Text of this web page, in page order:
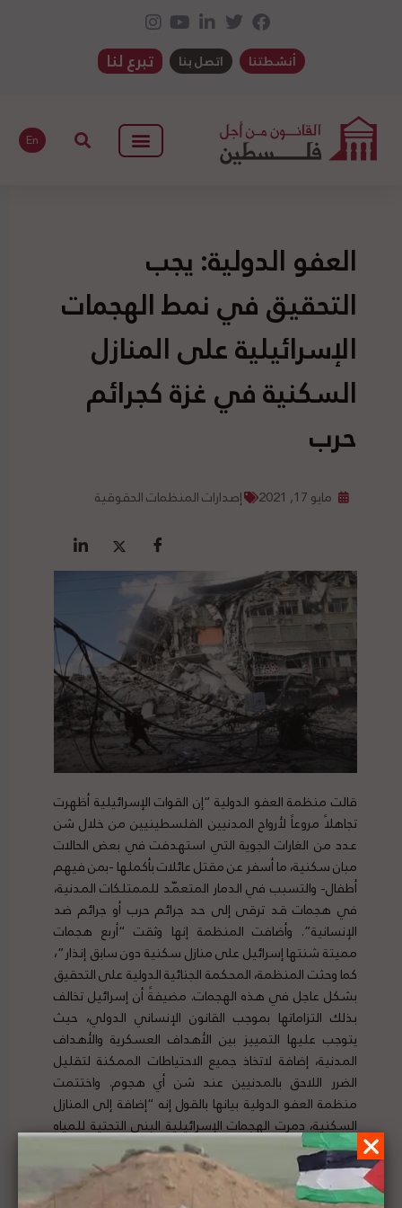
أنشطتنا اتصل بنا تبرع لنا
En
العفو الدولية: يجب
التحقيق في نمط الهجمات
الإسرائيلية على المنازل
السكنية في غزة كجرائم
حرب
مايو 17, 2021 إصدارات المنظمات الحقوقية
قالت منظمة العفو الدولية “إن القوات الإسرائيلية أظهرت
تجاهلاً مروعاً لأرواح المدنيين الفلسطينيين من خلال شن
عدد من الغارات الجوية التي استهدفت في بعض الحالات
مبان سكنية، ما أسفر عن مقتل عائلات بأكملها -بمن فيهم
أطفال- والتسبب في الدمار المتعمّد للممتلكات المدنية،
في هجمات قد ترقى إلى حد جرائم حرب أو جرائم ضد
الإنسانية”. وأضافت المنظمة إنها وثقت “أربع هجمات
مميتة شنتها إسرائيل على منازل سكنية دون سابق إنذار”،
كما وحثت المنظمة، المحكمة الجنائية الدولية على التحقيق
بشكل عاجل في هذه الهجمات. مضيفةً أن إسرائيل تخالف
بذلك التزاماتها بموجب القانون الإنساني الدولي، حيث
يتوجب عليها التمييز بين الأهداف العسكرية والأهداف
المدنية، إضافة لاتخاذ جميع الاحتياطات الممكنة لتقليل
الضرر اللاحق بالمدنيين عند شن أي هجوم. واختتمت
منظمة العفو الدولية بيانها بالقول إنه “إضافة إلى المنازل
السكنية، دمرت الهجمات الإسرائيلية البنى التحتية للمياه
والكهرباء كذلك المرافق الطبية، وأوقفت عمليات محطة
تحلية مياه البحر في شمال غزة، التي تزود أكثر من 250 ألف
شخص بالمياه”. لتفاصيل الخبر ومصدره الأصلي،